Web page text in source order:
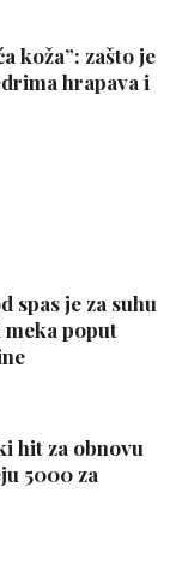
koža”: zašto je
hrapava i
spas je za suhu
meka poput
hit za obnovu
5000 za